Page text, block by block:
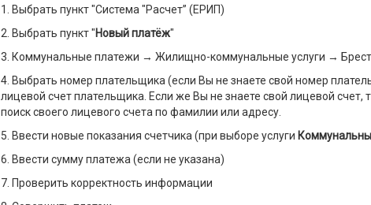
1. Выбрать пункт "Система "Расчет” (ЕРИП)
2. Выбрать пункт "Новый платёж"
3. Коммунальные платежи → Жилищно-коммунальные услуги →
4. Выбрать номер плательщика (если Вы не знаете свой номер
лицевой счет плательщика. Если же Вы не знаете свой лицевой
поиск своего лицевого счета по фамилии или адресу.
5. Ввести новые показания счетчика (при выборе услуги
6. Ввести сумму платежа (если не указана)
7. Проверить корректность информации